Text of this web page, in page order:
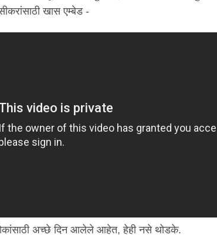
खास एम्बेड -
अच्छे दिन आलेले आहेत, हेही नसे थोडके.